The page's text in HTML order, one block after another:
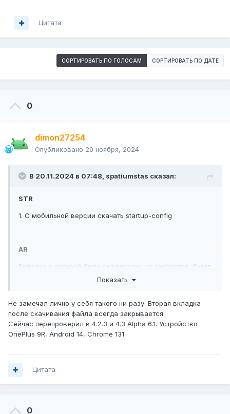
Цитата
СОРТИРОВАТЬ ПО ГОЛОСАМ СОРТИРОВАТЬ ПО ДАТЕ
0
dimon27254
Опубликовано 20 ноября, 2024
В 20.11.2024 в 07:48, spatiumstas сказал:
STR
1. С мобильной версии скачать startup-config
AR
Вкладка в которой было скачивание не закроется, будет
вторая активная вкладка
В идеале скачивать конфиги/прошивку в рамках одного
окна.
Если в рамках одного окна пока тяжело, то закрывать
Показать
Не замечал лично у себя такого ни разу. Вторая вкладка
после скачивания файла всегда закрывается.
Сейчас перепроверил в 4.2.3 и 4.3 Alpha 6.1. Устройство
OnePlus 9R, Android 14, Chrome 131.
Цитата
0